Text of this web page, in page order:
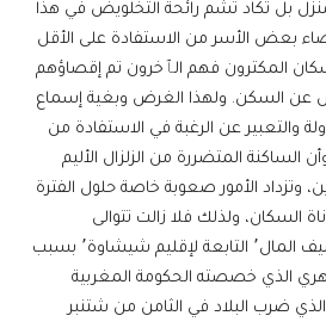
بل تكاد تشم رائحة التخلويض في هذا
بعض الأسر من الاستفادة على الأقل
المكترون فهم الٱخرون تم إقصاؤهم
عن السكن. ولهذا الغرض وبغية إسماع
والتعبير عن الرغبة في الاستفادة من
الساكنة المتضررة من الزلزال الأليم
وتزداد الأمور صعوبة خاصة حلول الفترة
السكان، ولذلك فلا زالت تتوالى
احتجاجات ساكنة جماعة أسيف المال٬ التابعة لإقليم شيشاوة٬ بسبب
الذي خصصته الحكومة المغربية
ضرب البلاد في الثامن من شتنبر